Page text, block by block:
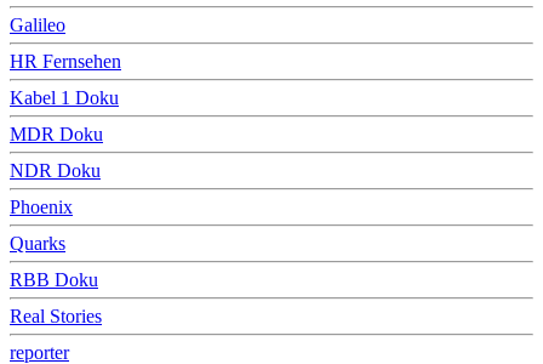
Galileo
HR Fernsehen
Kabel 1 Doku
MDR Doku
NDR Doku
Phoenix
Quarks
RBB Doku
Real Stories
reporter